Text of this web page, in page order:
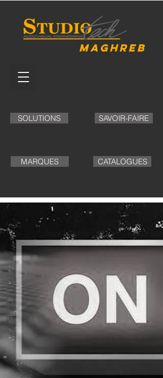
MAGHREB
SOLUTIONS SAVOIR-FAIRE
MARQUES CATALOGUES